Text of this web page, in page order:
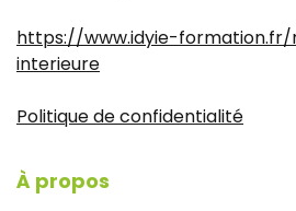
https://www.idyie-
interieure
Politique de confidentialité
À propos